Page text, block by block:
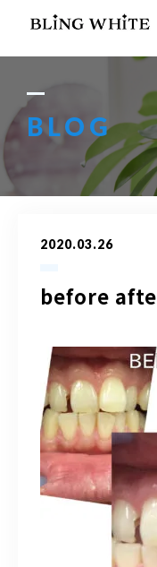
BLOG
2020.03.26
before
平日
土日
祝日